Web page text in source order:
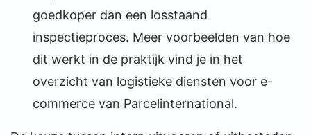
goedkoper dan een losstaand
inspectieproces. Meer voorbeelden van hoe
dit werkt in de praktijk vind je in het
overzicht van logistieke diensten voor e-
commerce van Parcelinternational.